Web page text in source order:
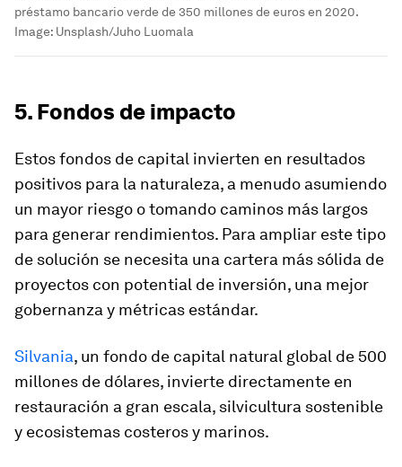
préstamo bancario verde de 350 millones de euros en 2020.
Image: Unsplash/Juho Luomala
5. Fondos de impacto
Estos fondos de capital invierten en resultados
positivos para la naturaleza, a menudo asumiendo
un mayor riesgo o tomando caminos más largos
para generar rendimientos. Para ampliar este tipo
de solución se necesita una cartera más sólida de
proyectos con potential de inversión, una mejor
gobernanza y métricas estándar.
Silvania, un fondo de capital natural global de 500
millones de dólares, invierte directamente en
restauración a gran escala, silvicultura sostenible
y ecosistemas costeros y marinos.